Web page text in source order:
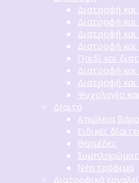
Διατροφή και
Διατροφή
Διατροφή
Διατροφή
Παιδί και
Διατροφή και
Διατροφή και
Ψυχολογία
Δίαιτα
Απώλεια
Ειδικές
Θερμίδες
Νέα τρόφιμα
Διατροφικά